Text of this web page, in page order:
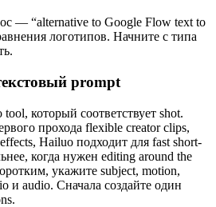
— “alternative to Google Flow text to
логотипов. Начните с типа
prompt
который соответствует shot.
прохода flexible creator clips,
Hailuo подходит для fast short-
когда нужен editing around the
укажите subject, motion,
и audio. Сначала создайте один